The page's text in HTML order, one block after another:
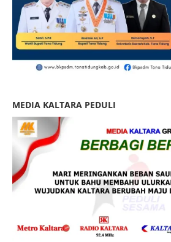
MEDIA KALTARA PEDULI